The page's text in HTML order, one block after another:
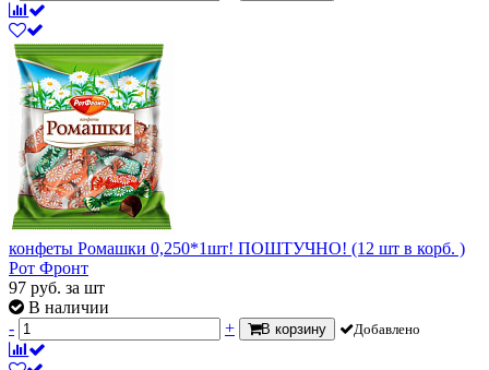
конфеты Ромашки 0,250*1шт! ПОШТУЧНО! (12 шт в корб. )
Рот Фронт
97 руб. за шт
В наличии
-
+ В корзину Добавлено